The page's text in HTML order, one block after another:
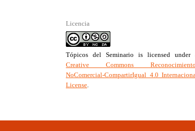
Licencia
Tópicos del Seminario is licensed under
Creative Commons
NoComercial-CompartirIgual 4.0
License